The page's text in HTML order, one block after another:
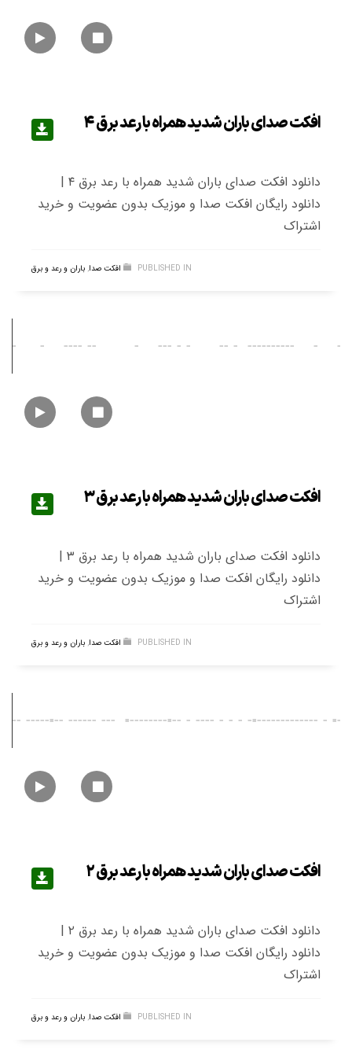
افکت صدای باران شدید همراه با رعد برق ۴
دانلود افکت صدای باران شدید همراه با رعد برق ۴ |
دانلود رایگان افکت صدا و موزیک بدون عضویت و خرید
اشتراک
PUBLISHED IN افکت صدا, باران و رعد و برق
افکت صدای باران شدید همراه با رعد برق ۳
دانلود افکت صدای باران شدید همراه با رعد برق ۳ |
دانلود رایگان افکت صدا و موزیک بدون عضویت و خرید
اشتراک
PUBLISHED IN افکت صدا, باران و رعد و برق
افکت صدای باران شدید همراه با رعد برق ۲
دانلود افکت صدای باران شدید همراه با رعد برق ۲ |
دانلود رایگان افکت صدا و موزیک بدون عضویت و خرید
اشتراک
PUBLISHED IN افکت صدا, باران و رعد و برق